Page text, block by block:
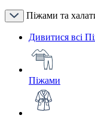
Піжами та
Дивитися всі
Піжами